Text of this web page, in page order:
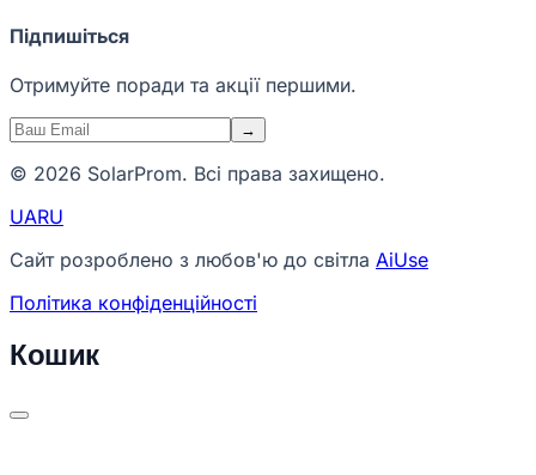
Підпишіться
Отримуйте поради та акції першими.
→
© 2026 SolarProm. Всі права захищено.
UARU
Сайт розроблено з любов'ю до світла AiUse
Політика конфіденційності
Кошик